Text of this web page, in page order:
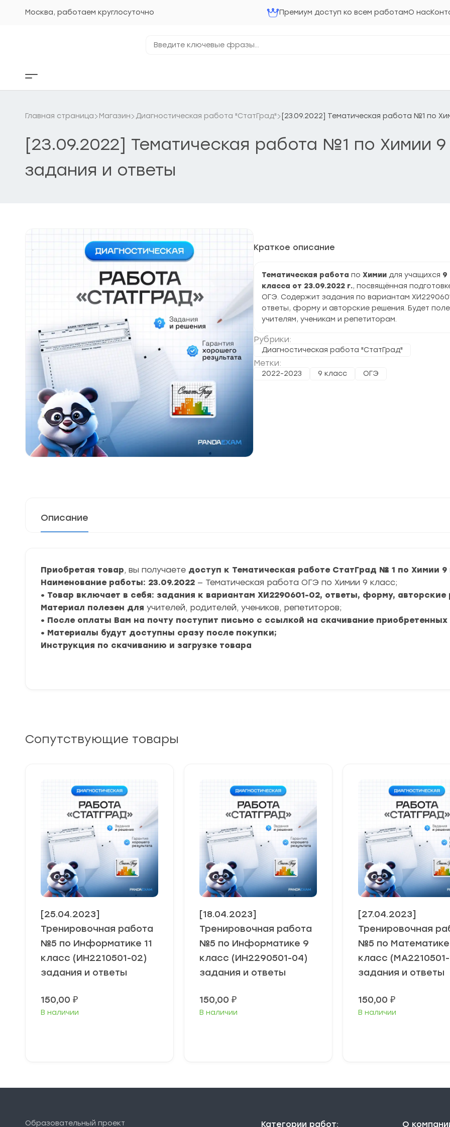
Москва, работаем круглосуточно Премиум доступ ко всем работамО нас
ключевые
Кнопка
бокового
Главная страница Магазин Диагностическая работа "СтатГрад" [23.09.2022] Тематическая работа №1 по
[23.09.2022] Тематическая работа №1 по Химии
задания и ответы
Краткое описание
Тематическая работа по Химии для учащихся 9
класса от 23.09.2022 г., посвящённая
ОГЭ. Содержит задания по вариантам
ответы, форму и авторские решения. Будет
учителям, ученикам и репетиторам.
Рубрики:
Диагностическая работа "СтатГрад"
Метки:
2022-2023 9 класс ОГЭ
Описание
Приобретая товар, вы получаете доступ к Тематическая работе СтатГрад № 1 по Химии 9
Наименование работы: 23.09.2022 — Тематическая работа ОГЭ по Химии 9 класс;
• Товар включает в себя: задания к вариантам ХИ2290601-02, ответы, форму,
Материал полезен для учителей, родителей, учеников, репетиторов;
• После оплаты Вам на почту поступит письмо с ссылкой на скачивание приобретенных
• Материалы будут доступны сразу после покупки;
Инструкция по скачиванию и загрузке товара
Сопутствующие товары
[25.04.2023]
Тренировочная работа
№5 по Информатике 11
класс (ИН2210501-02)
задания и ответы
150,00 ₽
В наличии
[18.04.2023]
Тренировочная работа
№5 по Информатике 9
класс (ИН2290501-04)
задания и ответы
150,00 ₽
В наличии
[27.04.2023]
Тренировочная
№5 по Математике
класс (МА2210501-
задания и ответы
150,00 ₽
В наличии
Образовательный проект Категории работ: О